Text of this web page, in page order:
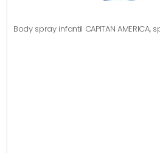
Body spray infantil CAPITAN AMERICA,